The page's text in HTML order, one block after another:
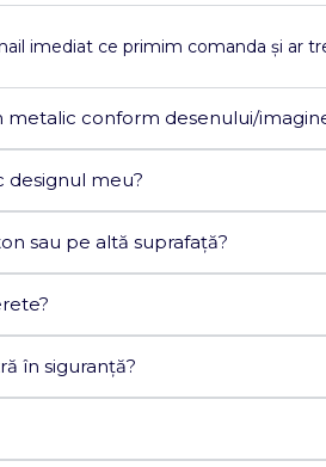
imediat ce primim comanda și ar
metalic conform desenului/
designul meu?
sau pe altă suprafață?
în siguranță?